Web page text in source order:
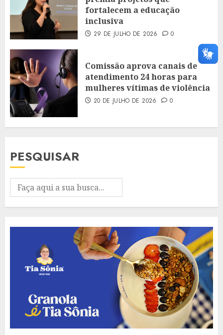
fortalecem a educação
inclusiva
29 DE JULHO DE 2026 0
Comissão aprova canais de
atendimento 24 horas para
mulheres vítimas de violência
20 DE JULHO DE 2026 0
PESQUISAR